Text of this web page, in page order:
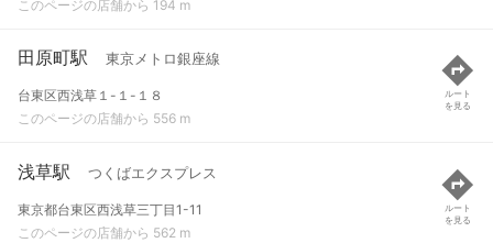
このページの店舗から 194 m
田原町駅 東京メトロ銀座線
台東区西浅草１-１-１８
このページの店舗から 556 m
ルート
を見る
浅草駅 つくばエクスプレス
東京都台東区西浅草三丁目1-11
このページの店舗から 562 m
ルート
を見る